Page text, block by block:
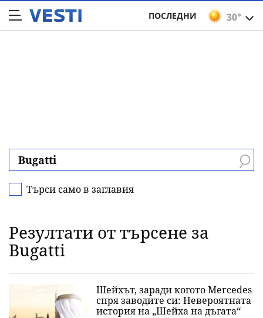
30°
ПОСЛЕДНИ
Търси само в заглавия
Резултати от търсене за
Bugatti
Шейхът, заради когото Mercedes
спря заводите си: Невероятната
история на „Шейха на дъгата“